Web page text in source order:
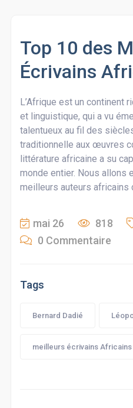
Top 10 des
Écrivains
L’Afrique est un continent
et linguistique, qui a vu
talentueux au fil des
traditionnelle aux œuvres
littérature africaine a su
monde entier. Nous allons
meilleurs auteurs
mai 26 818
0 Commentaire
Tags
Bernard Dadié
meilleurs écrivains Africains